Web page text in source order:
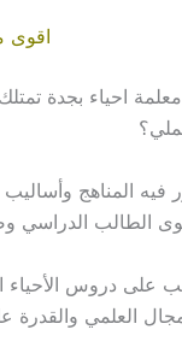
اقوى
احياء بجدة
فيه المناهج
الطالب الدراسي
على دروس الأحياء
العلمي والقدرة